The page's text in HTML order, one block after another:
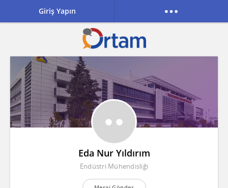
Eda Nur Yıldırım
Endüstri Mühendisliği
Giriş Yapın